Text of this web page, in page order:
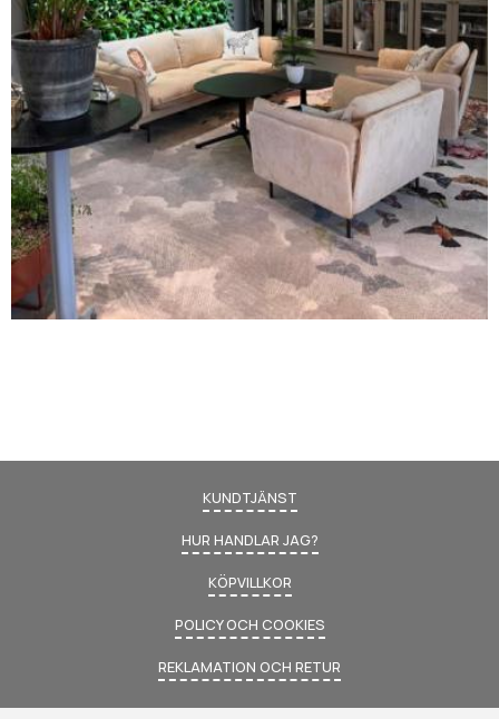
KUNDTJÄNST
HUR HANDLAR JAG?
KÖPVILLKOR
POLICY OCH COOKIES
REKLAMATION OCH RETUR